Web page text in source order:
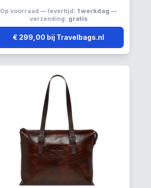
Op voorraad — levertijd: 1 werkdag —
verzending: gratis
€ 299,00 bij Travelbags.nl